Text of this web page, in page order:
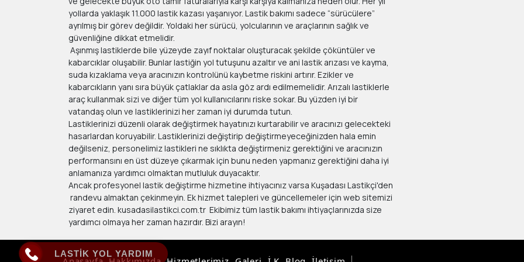
yollarda yaklaşık 11.000 lastik kazası yaşanıyor. Lastik bakımı sadece “sürücülere”
ayrılmış bir görev değildir. Yoldaki her sürücü, yolcularının ve araçlarının sağlık ve
güvenliğine dikkat etmelidir.
Aşınmış lastiklerde bile yüzeyde zayıf noktalar oluşturacak şekilde çöküntüler ve
kabarcıklar oluşabilir. Bunlar lastiğin yol tutuşunu azaltır ve ani lastik arızası ve kayma,
suda kızaklama veya aracınızın kontrolünü kaybetme riskini artırır. Ezikler ve
kabarcıkların yanı sıra büyük çatlaklar da asla göz ardı edilmemelidir. Arızalı lastiklerle
araç kullanmak sizi ve diğer tüm yol kullanıcılarını riske sokar. Bu yüzden iyi bir
vatandaş olun ve lastiklerinizi her zaman iyi durumda tutun.
Lastiklerinizi düzenli olarak değiştirmek hayatınızı kurtarabilir ve aracınızı gelecekteki
hasarlardan koruyabilir. Lastiklerinizi değiştirip değiştirmeyeceğinizden hala emin
değilseniz, personelimiz lastikleri ne sıklıkta değiştirmeniz gerektiğini ve aracınızın
performansını en üst düzeye çıkarmak için bunu neden yapmanız gerektiğini daha iyi
anlamanıza yardımcı olmaktan mutluluk duyacaktır.
Ancak profesyonel lastik değiştirme hizmetine ihtiyacınız varsa Kuşadası Lastikçi'den
randevu almaktan çekinmeyin. Ek hizmet talepleri ve güncellemeler için web sitemizi
ziyaret edin. kusadasilastikci.com.tr Ekibimiz tüm lastik bakımı ihtiyaçlarınızda size
yardımcı olmaya her zaman hazırdır. Bizi arayın!
LASTİK YOL YARDIM